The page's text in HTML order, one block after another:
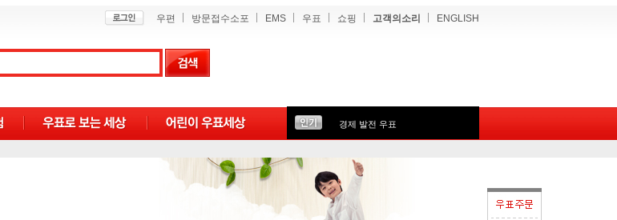
우편 방문접수소포 EMS 우표 쇼핑 고객의소리 ENGLISH
경제 발전 우표